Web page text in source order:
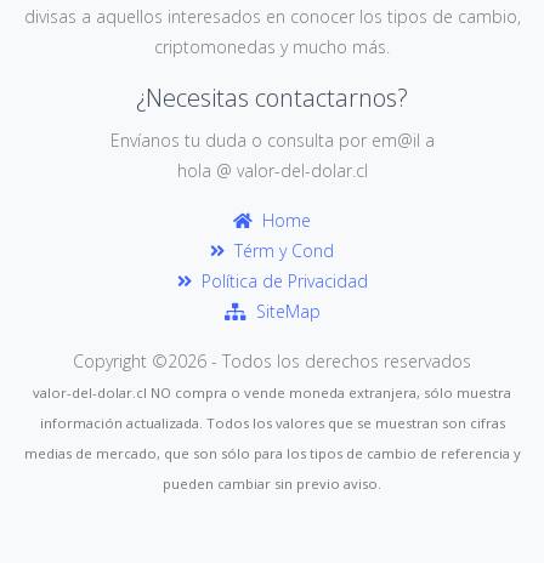
divisas a aquellos interesados en conocer los tipos de cambio,
criptomonedas y mucho más.
¿Necesitas contactarnos?
Envíanos tu duda o consulta por em@il a
hola @ valor-del-dolar.cl
Home
Térm y Cond
Política de Privacidad
SiteMap
Copyright ©2026 - Todos los derechos reservados
valor-del-dolar.cl NO compra o vende moneda extranjera, sólo muestra
información actualizada. Todos los valores que se muestran son cifras
medias de mercado, que son sólo para los tipos de cambio de referencia y
pueden cambiar sin previo aviso.